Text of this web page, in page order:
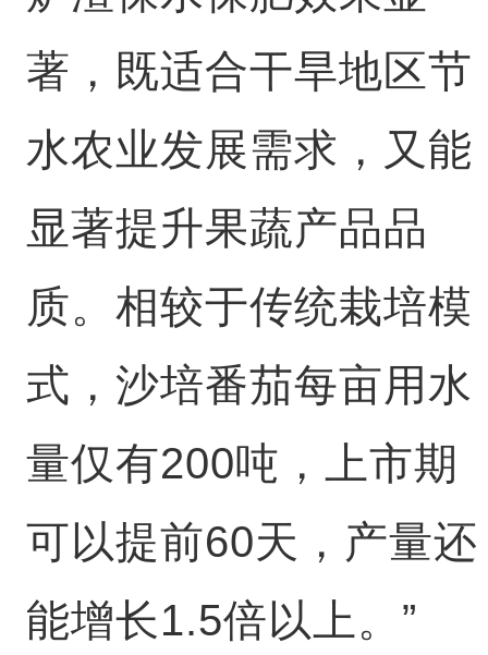
著，既适合干旱地区节
水农业发展需求，又能
显著提升果蔬产品品
质。相较于传统栽培模
式，沙培番茄每亩用水
量仅有200吨，上市期
可以提前60天，产量还
能增长1.5倍以上。”